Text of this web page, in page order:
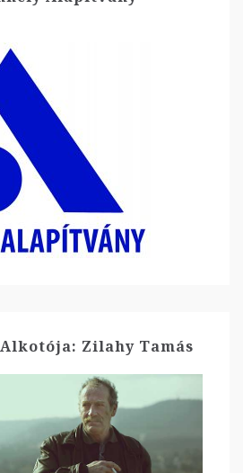
Zilahy Tamás